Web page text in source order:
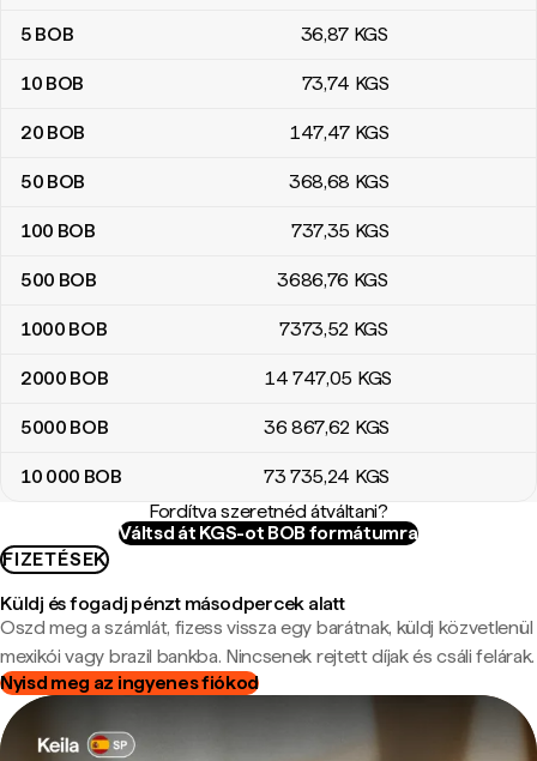
5 BOB 36,87 KGS
10 BOB 73,74 KGS
20 BOB 147,47 KGS
50 BOB 368,68 KGS
100 BOB 737,35 KGS
500 BOB 3686,76 KGS
1000 BOB 7373,52 KGS
2000 BOB 14 747,05 KGS
5000 BOB 36 867,62 KGS
10 000 BOB 73 735,24 KGS
Fordítva szeretnéd átváltani?
Váltsd át KGS-ot BOB formátumra
FIZETÉSEK
Küldj és fogadj pénzt másodpercek alatt
Oszd meg a számlát, fizess vissza egy barátnak, küldj közvetlenül
mexikói vagy brazil bankba. Nincsenek rejtett díjak és csáli felárak.
Nyisd meg az ingyenes fiókod